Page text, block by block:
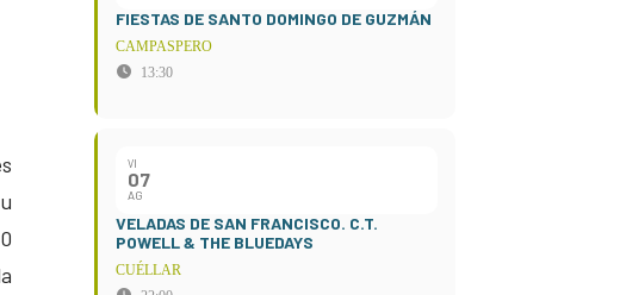
FIESTAS DE SANTO DOMINGO DE GUZMÁN
CAMPASPERO
13:30
VI
07
AG
VELADAS DE SAN FRANCISCO. C.T.
POWELL & THE BLUEDAYS
CUÉLLAR